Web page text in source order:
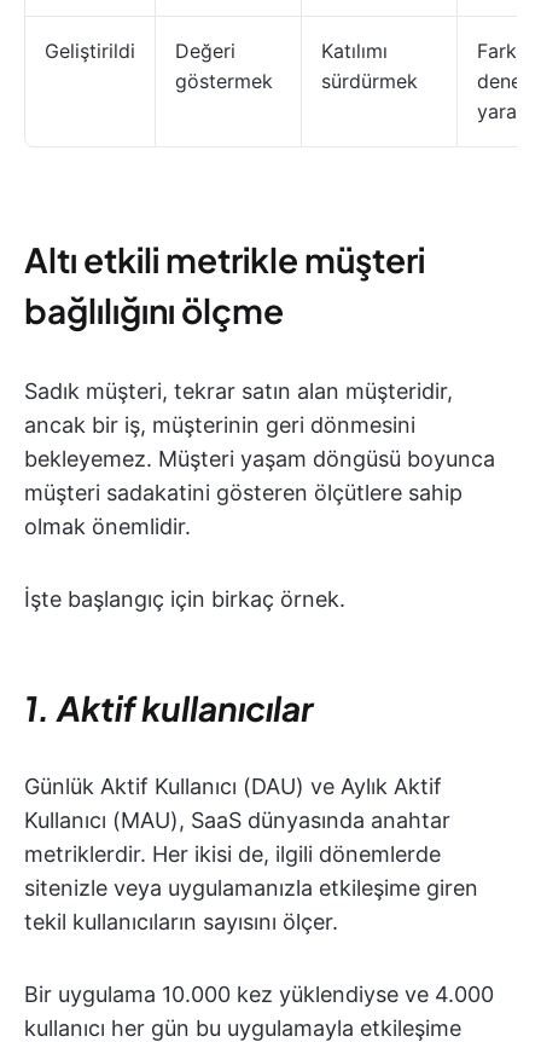
Geliştirildi
Değeri
göstermek
Katılımı
sürdürmek
Altı etkili metrikle müşteri
bağlılığını ölçme
Sadık müşteri, tekrar satın alan müşteridir,
ancak bir iş, müşterinin geri dönmesini
bekleyemez. Müşteri yaşam döngüsü boyunca
müşteri sadakatini gösteren ölçütlere sahip
olmak önemlidir.
İşte başlangıç için birkaç örnek.
1. Aktif kullanıcılar
Günlük Aktif Kullanıcı (DAU) ve Aylık Aktif
Kullanıcı (MAU), SaaS dünyasında anahtar
metriklerdir. Her ikisi de, ilgili dönemlerde
sitenizle veya uygulamanızla etkileşime giren
tekil kullanıcıların sayısını ölçer.
Bir uygulama 10.000 kez yüklendiyse ve 4.000
kullanıcı her gün bu uygulamayla etkileşime